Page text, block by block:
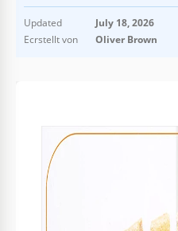
Updated
July 18, 2026
Ecrstellt von
Oliver Brown